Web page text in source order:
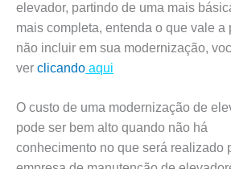
elevador, partindo de uma mais
mais completa, entenda o que vale a
não incluir em sua modernização,
ver clicando aqui
O custo de uma modernização de
pode ser bem alto quando não há
conhecimento no que será realizado